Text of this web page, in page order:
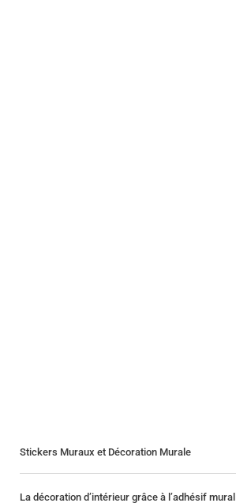
Stickers Muraux et Décoration Murale
La décoration d’intérieur grâce à l’adhésif mural